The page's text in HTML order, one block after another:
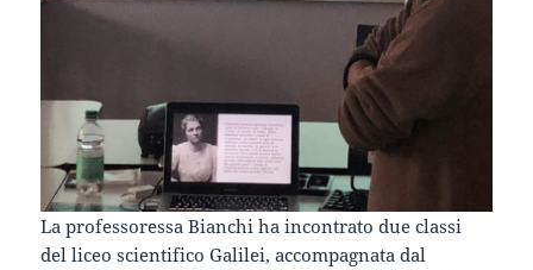
La professoressa Bianchi ha incontrato due classi
del liceo scientifico Galilei, accompagnata dal